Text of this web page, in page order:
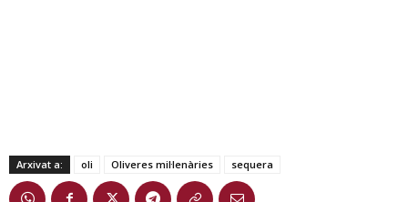
Arxivat a: oli Oliveres mil·lenàries sequera